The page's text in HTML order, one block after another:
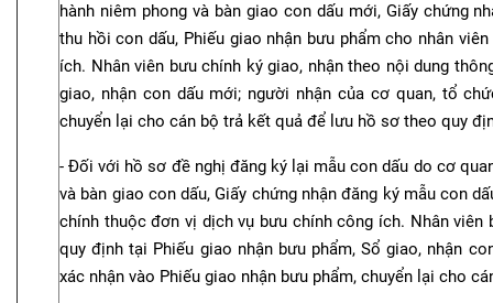
hành niêm phong và bàn giao con dấu mới, Giấy chứng
thu hồi con dấu, Phiếu giao nhận bưu phẩm cho nhân
ích. Nhân viên bưu chính ký giao, nhận theo nội dung
giao, nhận con dấu mới; người nhận của cơ quan, tổ
chuyển lại cho cán bộ trả kết quả để lưu hồ sơ theo quy
- Đối với hồ sơ đề nghị đăng ký lại mẫu con dấu do cơ
và bàn giao con dấu, Giấy chứng nhận đăng ký mẫu con
chính thuộc đơn vị dịch vụ bưu chính công ích. Nhân
quy định tại Phiếu giao nhận bưu phẩm, Sổ giao, nhận
xác nhận vào Phiếu giao nhận bưu phẩm, chuyển lại cho